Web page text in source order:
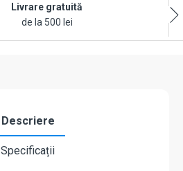
Livrare gratuită
de la 500 lei
Descriere
Specificații